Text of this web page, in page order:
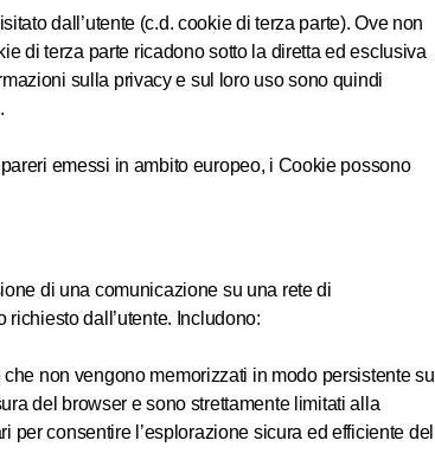
dall’utente (c.d. cookie di terza parte). Ove non
di terza parte ricadono sotto la diretta ed esclusiva
sulla privacy e sul loro uso sono quindi
emessi in ambito europeo, i Cookie possono
di una comunicazione su una rete di
dall’utente. Includono:
non vengono memorizzati in modo persistente sul
del browser e sono strettamente limitati alla
consentire l’esplorazione sicura ed efficiente del